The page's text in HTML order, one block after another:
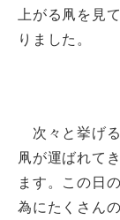
上がる凧を見
りました。
次々と挙げる
凧が運ばれてき
ます。この日の
為にたくさんの